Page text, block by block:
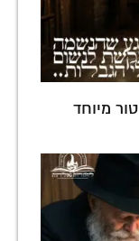
מיוחד